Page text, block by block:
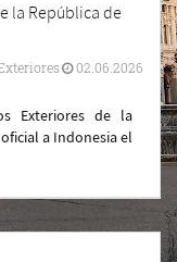
la República de
02.06.2026
Exteriores de la
a Indonesia el